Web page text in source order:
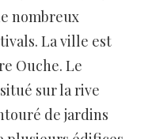
nombreux
La ville est
Ouche. Le
sur la rive
de jardins